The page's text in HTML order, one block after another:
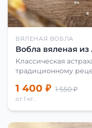
ВЯЛЕНАЯ ВОБЛА
Вобла вяленая из
Классическая
традиционному
1 400 ₽ 1 550 ₽
от 1 кг.